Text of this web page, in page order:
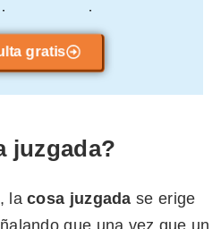
compromiso.
gratis
juzgada?
lacosa juzgada se erige